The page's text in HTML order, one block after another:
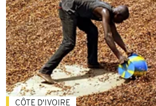
CÔTE D'IVOIRE